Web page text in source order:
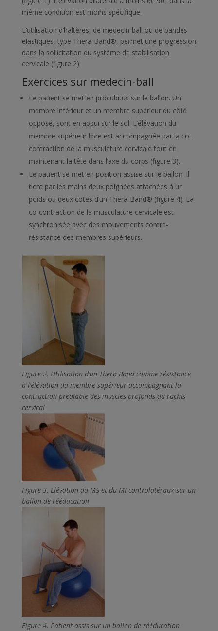
même condition est moins spécifique.
L’utilisation d’haltères, de medecin-ball ou de bandes
élastiques, type Thera-Band®, permet une progression
dans la sollicitation du système de stabilisation
cervicale (figure 2).
Exercices sur medecin-ball
Le patient se met en procubitus sur le ballon. Un
membre inférieur et un membre supérieur du côté
opposé, sont en appui sur le sol. L’élévation du
membre supérieur libre est accompagnée par la co-
contraction de la musculature cervicale tout en
maintenant la tête dans l’axe du corps (figure 3).
Le patient se met en position assise sur le ballon. Il
tient par les mains deux poignées attachées à un
poids ou deux côtés d’un Thera-Band® (figure 4). La
co-contraction de la musculature cervicale est
synchronisée avec des mouvements contre-
résistance des membres supérieurs.
Figure 2. Utilisation d’un Thera-Band comme résistance
à l’élévation du membre supérieur accompagnant la
contraction préalable des muscles profonds du rachis
cervical
Figure 3. Elévation du MS et du MI controlatéraux sur un
ballon de rééducation
Figure 4. Patient assis sur un ballon de rééducation